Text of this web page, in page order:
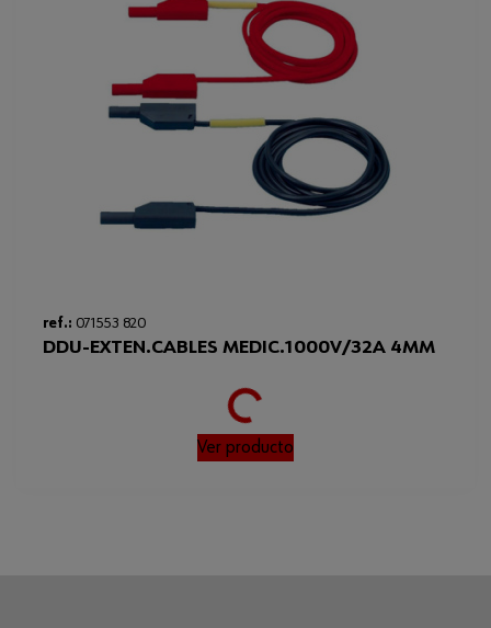
ref.: 071553 820
DDU-EXTEN.CABLES MEDIC.1000V/32A 4MM
Loading...
Ver producto